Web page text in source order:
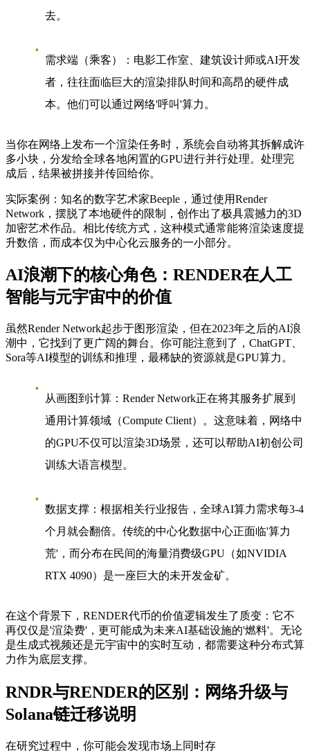
去。
需求端（乘客）
：电影工作室、建筑设计师或AI开发
者，往往面临巨大的渲染排队时间和高昂的硬件成
本。他们可以通过网络'呼叫'算力。
当你在网络上发布一个渲染任务时，系统会自动将其拆解成许
多小块，分发给全球各地闲置的GPU进行并行处理。处理完
成后，结果被拼接并传回给你。
实际案例 ：知名的数字艺术家Beeple，通过使用Render
Network，摆脱了本地硬件的限制，创作出了极具震撼力的3D
加密艺术作品。相比传统方式，这种模式通常能将渲染速度提
升数倍，而成本仅为中心化云服务的一小部分。
AI浪潮下的核心角色：RENDER在人工
智能与元宇宙中的价值
虽然Render Network起步于图形渲染，但在2023年之后的AI浪
潮中，它找到了更广阔的舞台。你可能注意到了，ChatGPT、
Sora等AI模型的训练和推理，最稀缺的资源就是GPU算力。
从画图到计算 ：Render Network正在将其服务扩展到
通用计算领域（Compute Client）。这意味着，网络中
的GPU不仅可以渲染3D场景，还可以帮助AI初创公司
训练大语言模型。
数据支撑 ：根据相关行业报告，全球AI算力需求每3-4
个月就会翻倍。传统的中心化数据中心正面临'算力
荒'，而分布在民间的海量消费级GPU（如NVIDIA
RTX 4090）是一座巨大的未开发金矿。
在这个背景下，RENDER代币的价值逻辑发生了质变：它不
再仅仅是'渲染费'，更可能成为未来AI基础设施的'燃料'。无论
是生成式视频还是元宇宙中的实时互动，都需要这种分布式算
力作为底层支撑。
RNDR与RENDER的区别：网络升级与
Solana链迁移说明
在研究过程中，你可能会发现市场上同时存